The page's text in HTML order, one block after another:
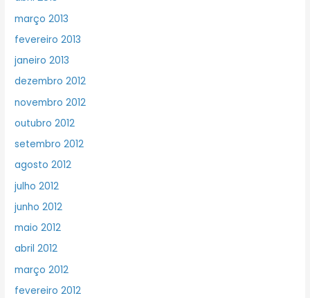
março 2013
fevereiro 2013
janeiro 2013
dezembro 2012
novembro 2012
outubro 2012
setembro 2012
agosto 2012
julho 2012
junho 2012
maio 2012
abril 2012
março 2012
fevereiro 2012